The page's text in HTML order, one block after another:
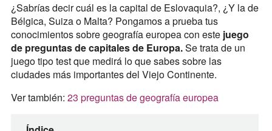
¿Sabrías decir cuál es la capital de Eslovaquia?, ¿Y la de
Bélgica, Suiza o Malta? Pongamos a prueba tus
conocimientos sobre geografía europea con este juego
de preguntas de capitales de Europa.Se trata de un
juego tipo test que medirá lo que sabes sobre las
ciudades más importantes del Viejo Continente.
Ver también: 23 preguntas de geografía europea